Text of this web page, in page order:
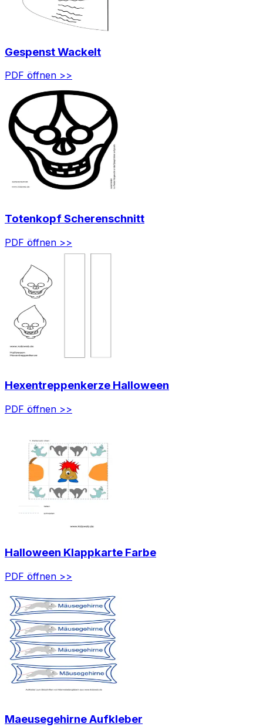
Gespenst Wackelt
PDF öffnen >>
Totenkopf Scherenschnitt
PDF öffnen >>
Hexentreppenkerze Halloween
PDF öffnen >>
Halloween Klappkarte Farbe
PDF öffnen >>
Maeusegehirne Aufkleber